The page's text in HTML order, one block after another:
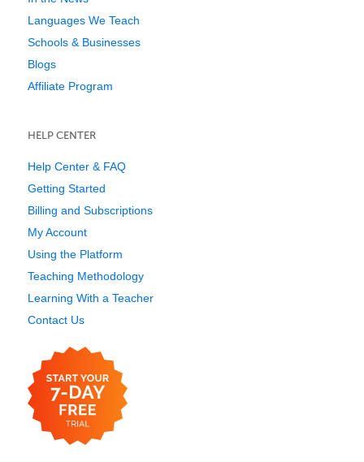
Languages We Teach
Schools & Businesses
Blogs
Affiliate Program
HELP CENTER
Help Center & FAQ
Getting Started
Billing and Subscriptions
My Account
Using the Platform
Teaching Methodology
Learning With a Teacher
Contact Us